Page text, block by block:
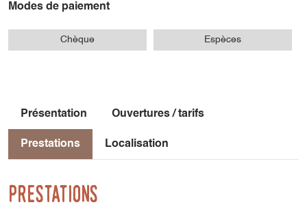
Modes de paiement
Chèque Espèces
Présentation Ouvertures / tarifs
Prestations Localisation
Prestations